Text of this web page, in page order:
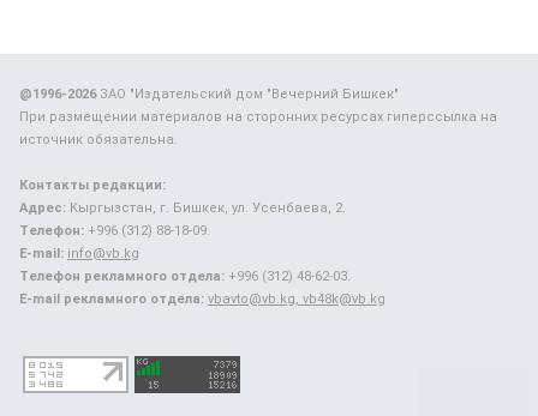
@1996-2026ЗАО "Издательский дом "Вечерний Бишкек"
При размещении материалов на сторонних ресурсах гиперссылка на
источник обязательна.
Контакты редакции:
Адрес: Кыргызстан, г. Бишкек, ул. Усенбаева, 2.
Телефон: +996 (312) 88-18-09.
E-mail: info@vb.kg
Телефон рекламного отдела: +996 (312) 48-62-03.
E-mail рекламного отдела: vbavto@vb.kg, vb48k@vb.kg